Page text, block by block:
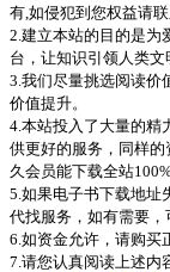
有,如侵犯到您权益请
2.建立本站的目的是为
台，让知识引领人类文
3.我们尽量挑选阅读价
价值提升。
4.本站投入了大量的精
供更好的服务，同样
久会员能下载全站
5.如果电子书下载地址
代找服务，如有需要，
6.如资金允许，请购买
7.请您认真阅读上述内